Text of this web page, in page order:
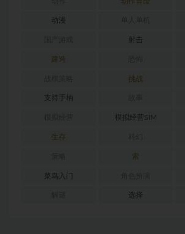
动漫
射击
建造
挑战
支持手柄
模拟经营SIM
生存
索
菜鸟入门
选择